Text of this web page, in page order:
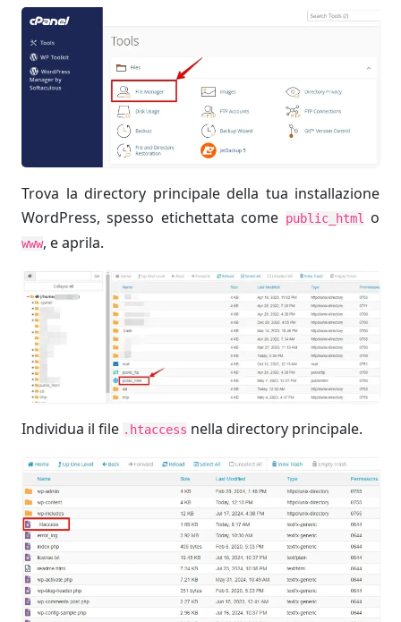
Trova la directory principale della tua installazione
WordPress, spesso etichettata come public_htmlo
www, e aprila.
Individua il file .htaccess nella directory principale.